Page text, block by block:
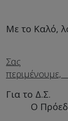
Με το Καλό,
Σας
Ο